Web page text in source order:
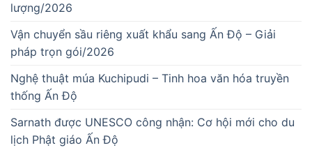
lượng/2026
Vận chuyển sầu riêng xuất khẩu sang Ấn Độ – Giải
pháp trọn gói/2026
Nghệ thuật múa Kuchipudi – Tinh hoa văn hóa truyền
thống Ấn Độ
Sarnath được UNESCO công nhận: Cơ hội mới cho du
lịch Phật giáo Ấn Độ